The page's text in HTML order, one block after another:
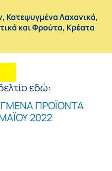
, Κατεψυγμένα Λαχανικά,
και Φρούτα, Κρέατα
εδώ:
ΠΡΟΪΟΝΤΑ
2022